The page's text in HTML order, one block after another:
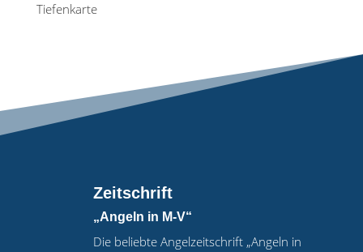
Tiefenkarte
Zeitschrift
„Angeln in M-V“
Die beliebte Angelzeitschrift „Angeln in